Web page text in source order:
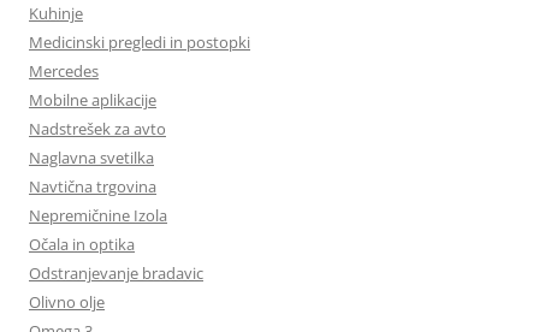
Kuhinje
Medicinski pregledi in postopki
Mercedes
Mobilne aplikacije
Nadstrešek za avto
Naglavna svetilka
Navtična trgovina
Nepremičnine Izola
Očala in optika
Odstranjevanje bradavic
Olivno olje